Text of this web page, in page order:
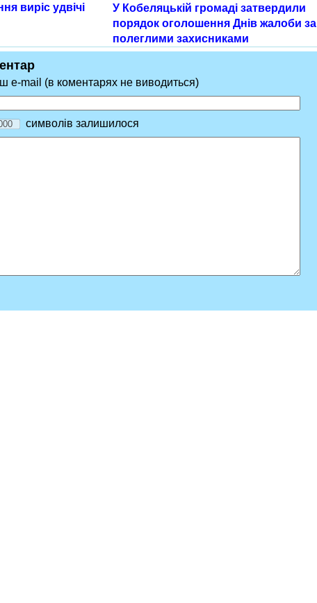
виріс удвічі
У Кобеляцькій громаді затвердили
порядок оголошення Днів жалоби за
полеглими захисниками
e-mail (в коментарях не виводиться)
символів залишилося